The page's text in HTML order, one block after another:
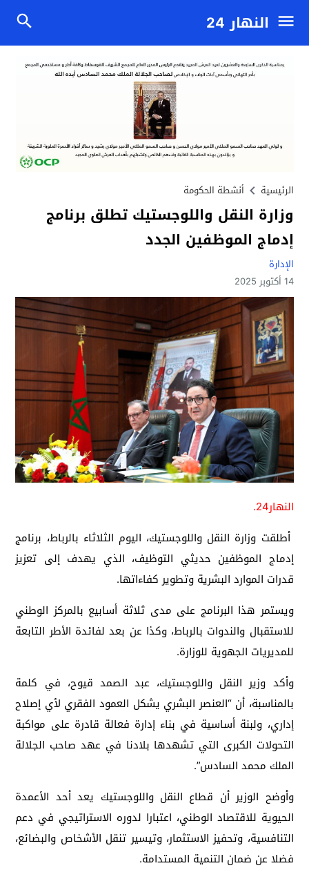
النهار 24
الرئيسية أنشطة الحكومة
وزارة النقل واللوجستيك تطلق برنامج
إدماج الموظفين الجدد
الإدارة
14 أكتوبر 2025
النهار24.
أطلقت وزارة النقل واللوجستيك، اليوم الثلاثاء بالرباط، برنامج
إدماج الموظفين حديثي التوظيف، الذي يهدف إلى تعزيز
قدرات الموارد البشرية وتطوير كفاءاتها.
ويستمر هذا البرنامج على مدى ثلاثة أسابيع بالمركز الوطني
للاستقبال والندوات بالرباط، وكذا عن بعد لفائدة الأطر التابعة
للمديريات الجهوية للوزارة.
وأكد وزير النقل واللوجستيك، عبد الصمد قيوح، في كلمة
بالمناسبة، أن “العنصر البشري يشكل العمود الفقري لأي إصلاح
إداري، ولبنة أساسية في بناء إدارة فعالة قادرة على مواكبة
التحولات الكبرى التي تشهدها بلادنا في عهد صاحب الجلالة
الملك محمد السادس”.
وأوضح الوزير أن قطاع النقل واللوجستيك يعد أحد الأعمدة
الحيوية للاقتصاد الوطني، اعتبارا لدوره الاستراتيجي في دعم
التنافسية، وتحفيز الاستثمار، وتيسير تنقل الأشخاص والبضائع،
فضلا عن ضمان التنمية المستدامة.